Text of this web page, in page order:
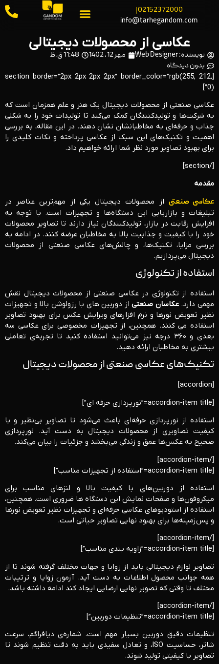
02152372000 |
info@tarhegandom.com
عکاسی از محصولات دیجیتالی
نویسنده: مهر 12, 1402
11:48 ق.ظ
بدون دیدگاه
[section border=”2px 2px 2px 2px” border_color=”rgb(255, 212,
0)”]
عکاسی صنعتی از محصولات دیجیتال یک هنر و علم همزمان است که
به شرکت‌ها و تولیدکنندگان کمک می‌کند تا تولیدات خود را به شکلی
جذاب و حرفه‌ای به مخاطبانشان نشان دهند. در این مقاله، به بررسی
اهمیت و تکنیک‌های این سبک از عکاسی پرداخته و نکات کلیدی را
برای بهبود تصاویر مورد نظر شما ارائه خواهیم داد.
[/section]
مقدمه
عکاسی صنعتی از محصولات دیجیتال یکی از مهم‌ترین عناصر در
تبلیغات و بازاریابی این دستگاه‌ها و تجهیزات است. با توجه به
افزایش رقابت در بازار، تولیدکنندگان نیاز دارند تا تصاویر محصولات
خود را با کیفیت و جذابیت بالا به مخاطبان عرضه کنند. در ادامه به
بررسی مزایا، تکنیک‌ها، و چالش‌های عکاسی صنعتی از محصولات
دیجیتال می‌پردازیم.
استفاده از تکنولوژی
استفاده از تکنولوژی در عکاسی صنعتی از محصولات دیجیتال نقش
مهمی دارد.عکاسان صنعتیاز دوربین‌ های با رزولوشن بالا و تجهیزات
نظیر تعویض نورها و نرم‌ افزارهای ویرایش عکس برای بهبود تصاویر
استفاده می کنند. همچنین، از تجهیزات مخصوصی برای عکاسی سه
بعدی و ۳۶۰ درجه نیز می‌توانید استفاده کنید تا تجربه‌ی تعاملی
بیشتری به مخاطبان ارائه دهید.
تکنیک‌های عکاسی صنعتی از محصولات دیجیتال
[accordion]
[accordion-item title=”نورپردازی حرفه ای”]
استفاده از نورپردازی حرفه‌ای باعث می‌شود تا تصاویر بی‌نظیر و با
کیفیت تصاویری از محصولات دیجیتال به دست آید. نورپردازی
صحیح به عکس‌ها عمق و زندگی می‌بخشد و جزئیات را بیان می‌کند.
[/accordion-item]
[accordion-item title=”استفاده از تجهیزات مناسب”]
استفاده از دوربین‌های با کیفیت بالا و لنزهای مناسب برای
میکروفون‌ها و صفحات نمایش این دستگاه ها ضروری است. همچنین،
استفاده از استودیوهای عکاسی حرفه‌ای و تجهیزات نظیر تعویض نورها
و پس‌زمینه‌ها برای بهبود نهایی تصاویر حیاتی است.
[/accordion-item]
[accordion-item title=”زاویه بندی مناسب”]
تصاویر لوازم دیجیتالی باید از زوایا و جهات مختلف گرفته شوند تا از
همه جوانب محصول اطلاعات به دست آید. آزمون زوایا و ترتیبات
مختلف تا وقتی که تصویر نهایی ارضایی ایجاد کند ادامه داشته باشد.
[/accordion-item]
[accordion-item title=”تنظیمات دوربین”]
تنظیمات دقیق دوربین بسیار مهم است. شماره‌ی دیافراگم، سرعت
شاتر، حساسیت ISO، و تعادل سفیدی باید به دقت تنظیم شوند تا
تصاویر با کیفیتی تولید شوند.